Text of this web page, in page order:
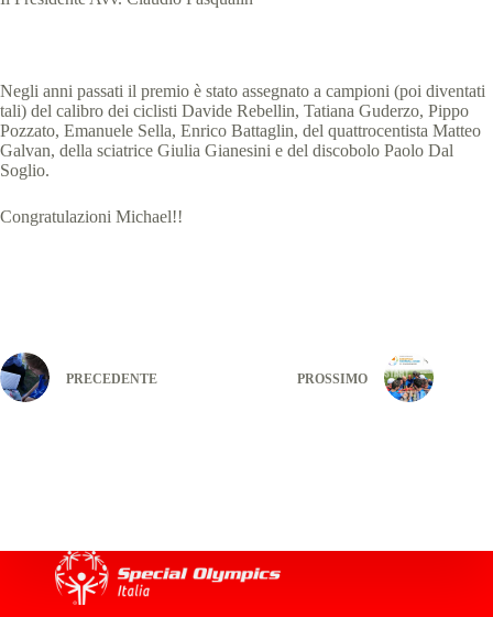
Negli anni passati il premio è stato assegnato a campioni (poi diventati
tali) del calibro dei ciclisti Davide Rebellin, Tatiana Guderzo, Pippo
Pozzato, Emanuele Sella, Enrico Battaglin, del quattrocentista Matteo
Galvan, della sciatrice Giulia Gianesini e del discobolo Paolo Dal
Soglio.
Congratulazioni Michael!!
PRECEDENTE PROSSIMO